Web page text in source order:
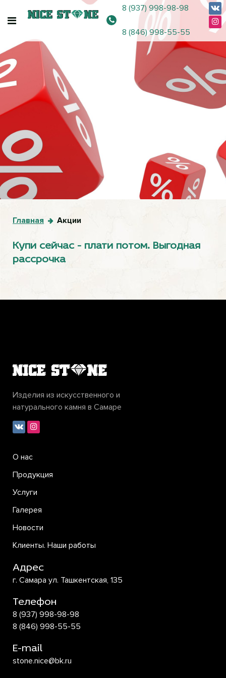
8 (937) 998-98-98
8 (846) 998-55-55
Главная Акции
Купи сейчас - плати потом. Выгодная
рассрочка
Изделия из искусственного и
натурального камня в Самаре
О нас
Продукция
Услуги
Галерея
Новости
Клиенты. Наши работы
Адрес
г. Самара ул. Ташкентская, 135
Телефон
8 (937) 998-98-98
8 (846) 998-55-55
E-mail
stone.nice@bk.ru